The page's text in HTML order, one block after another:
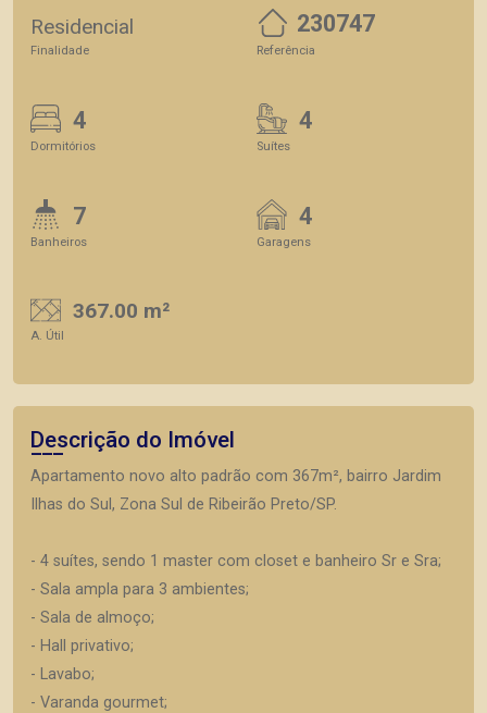
Residencial
Finalidade
230747
Referência
4
Dormitórios
4
Suítes
7
Banheiros
4
Garagens
367.00 m²
A. Útil
Descrição do Imóvel
Apartamento novo alto padrão com 367m², bairro Jardim
Ilhas do Sul, Zona Sul de Ribeirão Preto/SP.
- 4 suítes, sendo 1 master com closet e banheiro Sr e Sra;
- Sala ampla para 3 ambientes;
- Sala de almoço;
- Hall privativo;
- Lavabo;
- Varanda gourmet;